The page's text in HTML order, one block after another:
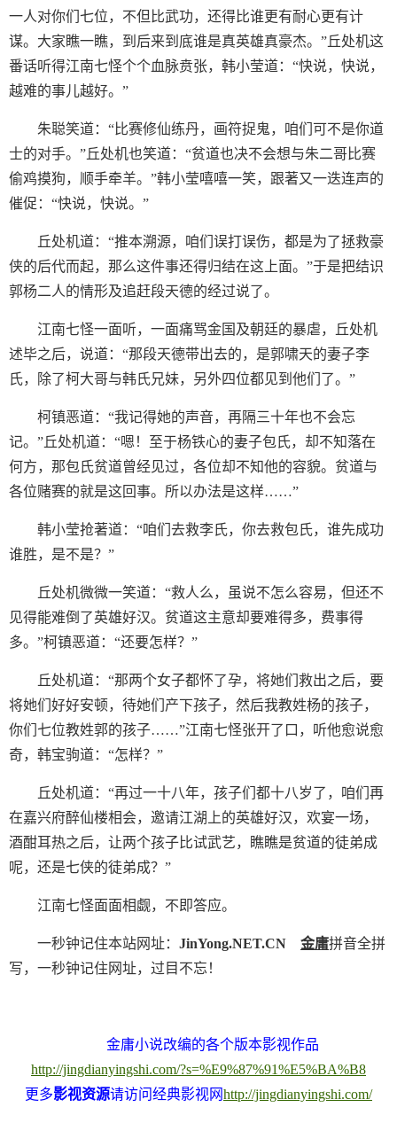
一人对你们七位，不但比武功，还得比谁更有耐心更有计
谋。大家瞧一瞧，到后来到底谁是真英雄真豪杰。”丘处机这
番话听得江南七怪个个血脉贲张，韩小莹道：“快说，快说，
越难的事儿越好。”
朱聪笑道：“比赛修仙练丹，画符捉鬼，咱们可不是你道
士的对手。”丘处机也笑道：“贫道也决不会想与朱二哥比赛
偷鸡摸狗，顺手牵羊。”韩小莹嘻嘻一笑，跟著又一迭连声的
催促：“快说，快说。”
丘处机道：“推本溯源，咱们误打误伤，都是为了拯救豪
侠的后代而起，那么这件事还得归结在这上面。”于是把结识
郭杨二人的情形及追赶段天德的经过说了。
江南七怪一面听，一面痛骂金国及朝廷的暴虐，丘处机
述毕之后，说道：“那段天德带出去的，是郭啸天的妻子李
氏，除了柯大哥与韩氏兄妹，另外四位都见到他们了。”
柯镇恶道：“我记得她的声音，再隔三十年也不会忘
记。”丘处机道：“嗯！至于杨铁心的妻子包氏，却不知落在
何方，那包氏贫道曾经见过，各位却不知他的容貌。贫道与
各位赌赛的就是这回事。所以办法是这样……”
韩小莹抢著道：“咱们去救李氏，你去救包氏，谁先成功
谁胜，是不是？”
丘处机微微一笑道：“救人么，虽说不怎么容易，但还不
见得能难倒了英雄好汉。贫道这主意却要难得多，费事得
多。”柯镇恶道：“还要怎样？”
丘处机道：“那两个女子都怀了孕，将她们救出之后，要
将她们好好安顿，待她们产下孩子，然后我教姓杨的孩子，
你们七位教姓郭的孩子……”江南七怪张开了口，听他愈说愈
奇，韩宝驹道：“怎样？”
丘处机道：“再过一十八年，孩子们都十八岁了，咱们再
在嘉兴府醉仙楼相会，邀请江湖上的英雄好汉，欢宴一场，
酒酣耳热之后，让两个孩子比试武艺，瞧瞧是贫道的徒弟成
呢，还是七侠的徒弟成？”
江南七怪面面相觑，不即答应。
一秒钟记住本站网址： JinYong.NET.CN 金庸拼音全拼
写，一秒钟记住网址，过目不忘！
金庸小说改编的各个版本影视作品
http://jingdianyingshi.com/?s=%E9%87%91%E5%BA%B8
更多影视资源请访问经典影视网http://jingdianyingshi.com/